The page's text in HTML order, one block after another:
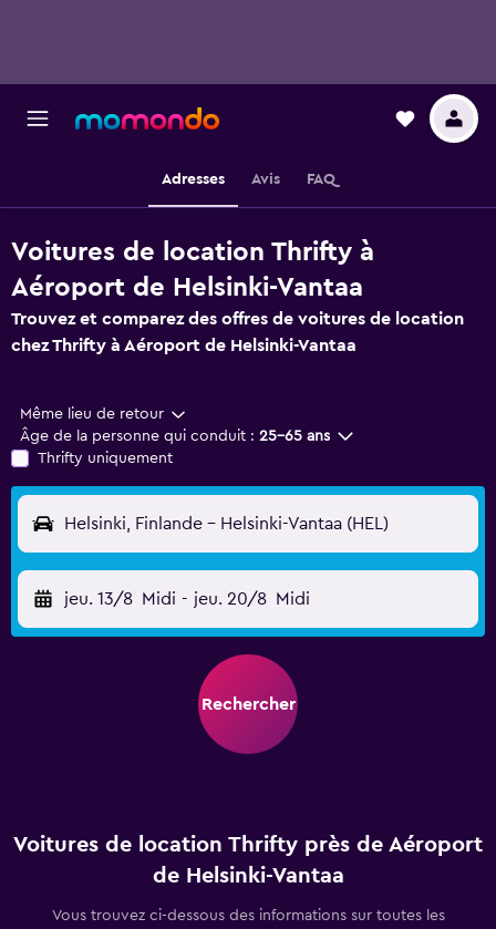
Adresses Avis FAQ
Voitures de location Thrifty à
Aéroport de Helsinki-Vantaa
Trouvez et comparez des offres de voitures de location
chez Thrifty à Aéroport de Helsinki-Vantaa
Même lieu de retour
Âge de la personne qui conduit : 25-65 ans
Thrifty uniquement
Helsinki, Finlande - Helsinki-Vantaa (HEL)
jeu. 13/8 Midi - jeu. 20/8 Midi
Rechercher
Voitures de location Thrifty près de Aéroport
de Helsinki-Vantaa
Vous trouvez ci-dessous des informations sur toutes les